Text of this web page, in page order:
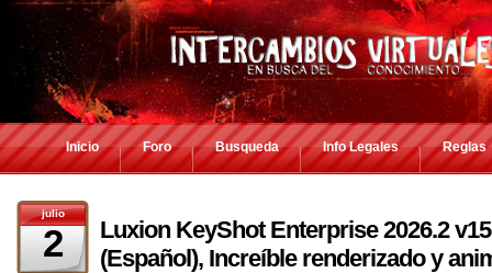
Inicio Foro Busqueda Info Legales Reglas
julio
2
Luxion KeyShot Enterprise 2026.2
(Español), Increíble renderizado y